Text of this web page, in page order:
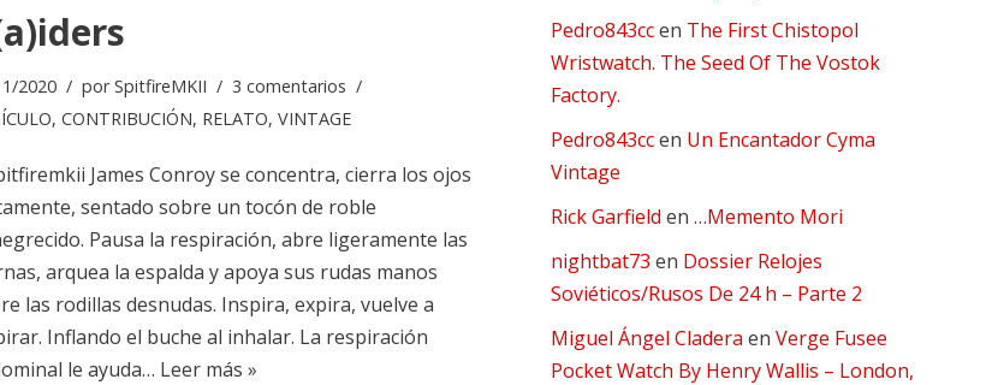
2020 porSpitfireMKII
3 comentarios
, CONTRIBUCIÓN, RELATO, VINTAGE
James Conroy se concentra, cierra los ojos
sentado sobre un tocón de roble
Pausa la respiración, abre ligeramente las
arquea la espalda y apoya sus rudas manos
las rodillas desnudas. Inspira, expira, vuelve a
Inflando el buche al inhalar. La respiración
le ayuda… Leer más »
Pedro843ccen The First Chistopol
Wristwatch. The Seed Of The Vostok
Factory.
Pedro843ccen Un Encantador Cyma
Vintage
Rick Garfield en …Memento Mori
nightbat73 en Dossier Relojes
Soviéticos/Rusos De 24 h – Parte 2
Miguel Ángel Cladera en Verge Fusee
Pocket Watch By Henry Wallis – London,